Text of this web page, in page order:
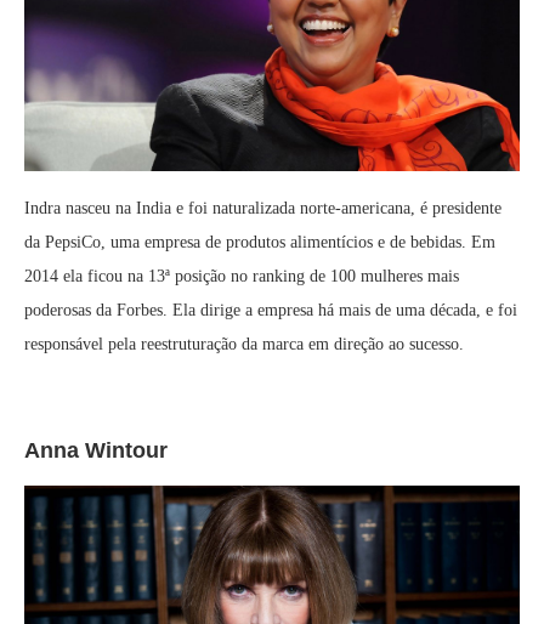
Indra nasceu na India e foi naturalizada norte-americana, é presidente
da PepsiCo, uma empresa de produtos alimentícios e de bebidas. Em
2014 ela ficou na 13ª posição no ranking de 100 mulheres mais
poderosas da Forbes. Ela dirige a empresa há mais de uma década, e foi
responsável pela reestruturação da marca em direção ao sucesso.
Anna Wintour